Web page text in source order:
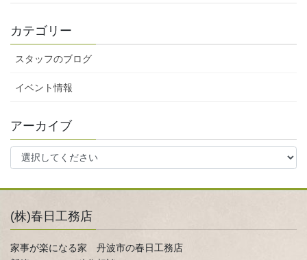
カテゴリー
スタッフのブログ
イベント情報
アーカイブ
(株)春日工務店
家事が楽になる家 丹波市の春日工務店